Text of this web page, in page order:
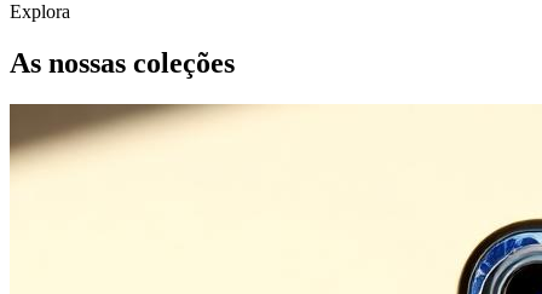
Explora
As nossas coleções